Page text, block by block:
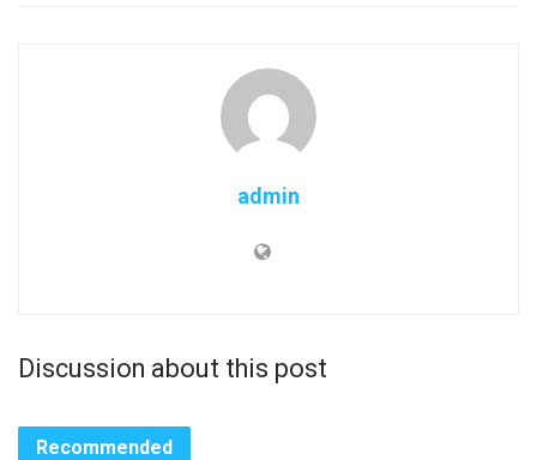
admin
Discussion about this post
Recommended